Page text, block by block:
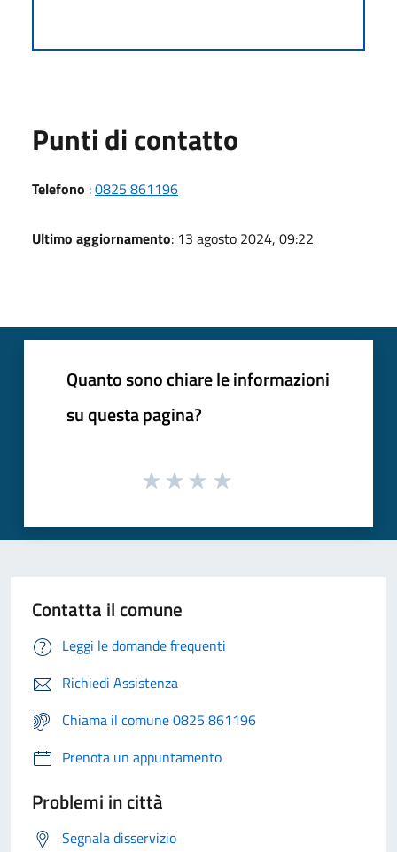
Punti di contatto
Telefono :0825 861196
Ultimo aggiornamento: 13 agosto 2024, 09:22
Quanto sono chiare le informazioni
su questa pagina?
Contatta il comune
Leggi le domande frequenti
Richiedi Assistenza
Chiama il comune 0825 861196
Prenota un appuntamento
Problemi in città
Segnala disservizio